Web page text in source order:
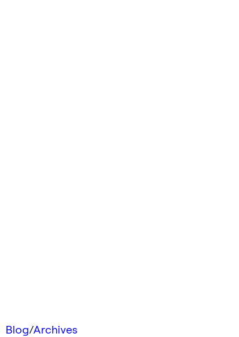
Blog/Archives